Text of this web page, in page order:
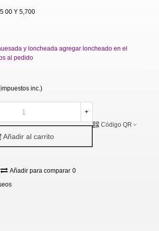
00 Y 5,700
y loncheada agregar loncheado en el
al pedido
inc.)
+
Añadir al carrito
Código QR
Añadir para comparar 0